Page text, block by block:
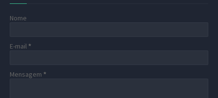
Nome
E-mail *
Mensagem *